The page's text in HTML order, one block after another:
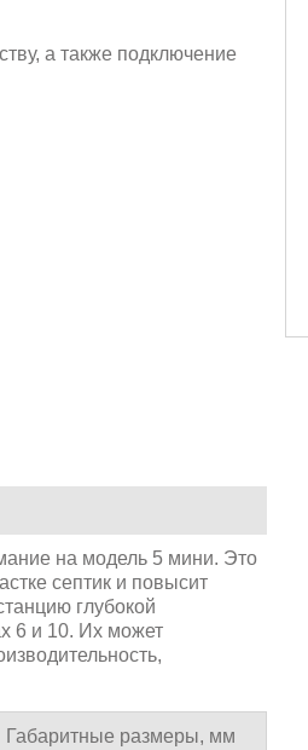
а также подключение
на модель 5 мини. Это
септик и повысит
глубокой
6 и 10. Их может
Габаритные размеры, мм